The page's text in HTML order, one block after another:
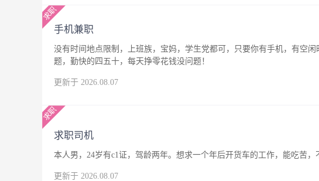
手机兼职
没有时间地点限制，上班族，宝妈，学生党都可，只要你有手机，有空
题，勤快的四五十，每天挣零花钱没问题！
更新于 2026.08.07
求职司机
本人男，24岁有c1证，驾龄两年。想求一个年后开货车的工作，能吃苦，
更新于 2026.08.07